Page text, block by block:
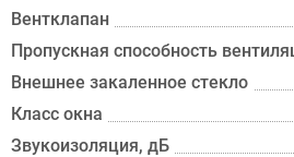
Вентклапан
Пропускная способность
Внешнее закаленное стекло
Класс окна
Звукоизоляция, дБ